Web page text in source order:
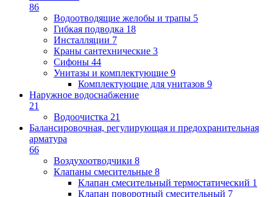
86
Водоотводящие желобы и трапы 5
Гибкая подводка 18
Инсталляции 7
Краны сантехнические 3
Сифоны 44
Унитазы и комплектующие 9
Комплектующие для унитазов 9
Наружное водоснабжение
21
Водоочистка 21
Балансировочная, регулирующая и предохранительная
арматура
66
Воздухоотводчики 8
Клапаны cмесительные 8
Клапан cмесительный термостатический 1
Клапан поворотный cмесительный 7